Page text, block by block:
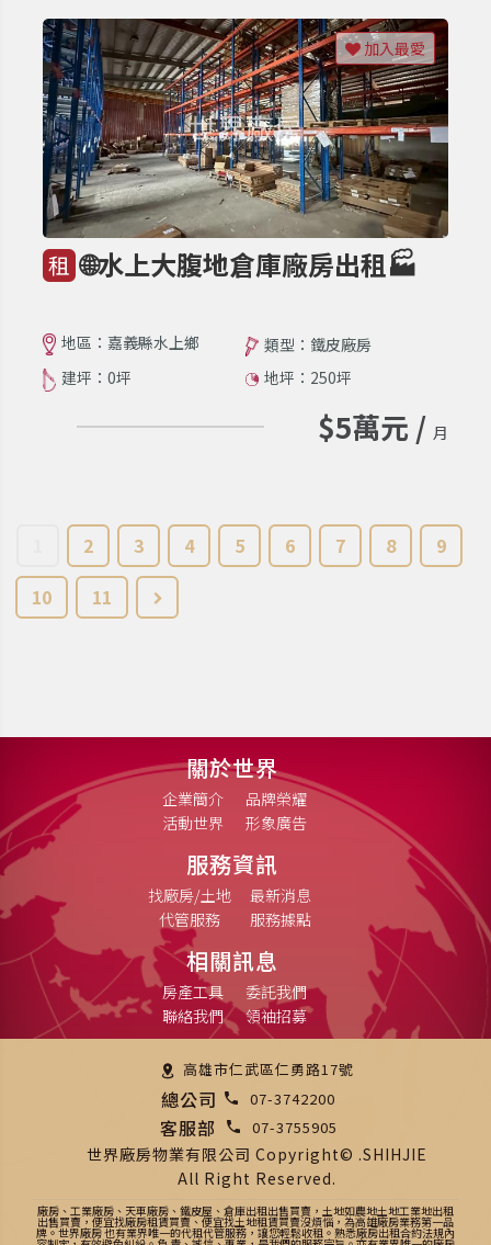
租 🌐水上大腹地倉庫廠房出租🏭
地區：嘉義縣水上鄉
類型：鐵皮廠房
建坪：0坪
地坪：250坪
$5萬元 / 月
加入最愛
2 3 4 5 6 7 8
9
10
11
關於世界
企業簡介
品牌榮耀
活動世界
形象廣告
服務資訊
找廠房/土地
最新消息
代管服務
服務據點
相關訊息
房產工具
委託我們
聯絡我們
領袖招募
高雄市仁武區仁勇路17號
總公司 07-3742200
客服部 07-3755905
世界廠房物業有限公司 Copyright© .SHIHJIE
All Right Reserved.
廠房、工業廠房、天車廠房、鐵皮屋、倉庫出租出售買賣，土地如農地土地工業地出租
出售買賣，便宜找廠房租賃買賣、便宜找土地租賃買賣沒煩惱，為高雄廠房業務第一品
牌。世界廠房 也有業界唯一的代租代管服務，讓您輕鬆收租。熟悉廠房出租合約法規內